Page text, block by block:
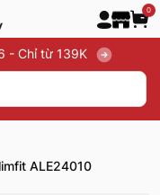
0
- Chỉ từ 139K
ALE24010